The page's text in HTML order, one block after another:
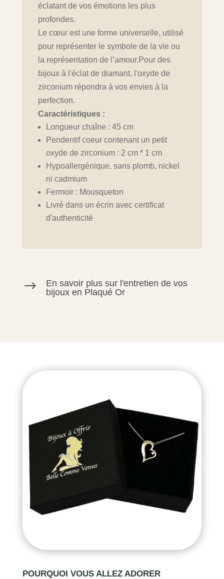
éclatant de vos émotions les plus
profondes.
Le cœur est une forme universelle, utilisé
pour représenter le symbole de la vie ou
la représentation de l’amour.Pour des
bijoux à l'éclat de diamant, l'oxyde de
zirconium répondra à vos envies à la
perfection.
Caractéristiques :
Longueur chaîne : 45 cm
Pendentif coeur contenant un petit
oxyde de zirconium : 2 cm * 1 cm
Hypoallergénique, sans plomb, nickel
ni cadmium
Fermoir : Mousqueton
Livré dans un écrin avec certificat
d'authenticité
$
En savoir plus sur l'entretien de vos
bijoux en Plaqué Or
POURQUOI VOUS ALLEZ ADORER